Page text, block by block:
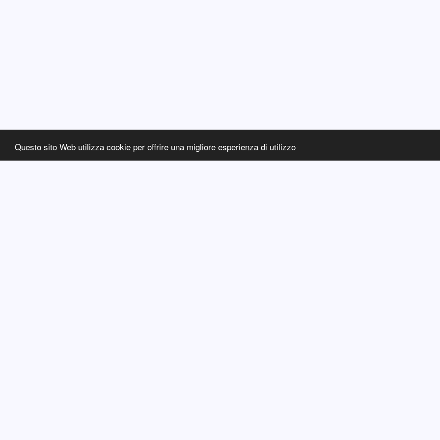
Questo sito Web utilizza cookie per offrire una migliore esperienza di utilizzo